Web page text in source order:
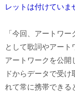
レットは付けていま
「今回、アートワ
として歌詞やアー
アートワークを公開
ドからデータで受
れて常に携帯できる